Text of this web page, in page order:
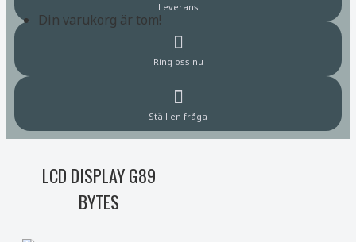
Din varukorg är tom!
Leverans
Ring oss nu
Ställ en fråga
LCD DISPLAY G89
BYTES